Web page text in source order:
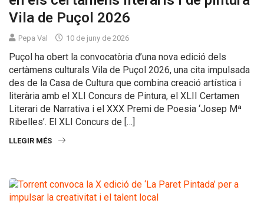
Vila de Puçol 2026
Pepa Val 10 de juny de 2026
Puçol ha obert la convocatòria d’una nova edició dels
certàmens culturals Vila de Puçol 2026, una cita impulsada
des de la Casa de Cultura que combina creació artística i
literària amb el XLI Concurs de Pintura, el XLII Certamen
Literari de Narrativa i el XXX Premi de Poesia ‘Josep Mª
Ribelles’. El XLI Concurs de […]
LLEGIR MÉS